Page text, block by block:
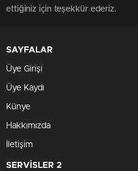
ettiğiniz için teşekkür ederiz.
SAYFALAR
Üye Girişi
Üye Kaydı
Künye
Hakkımızda
İletişim
SERVİSLER 2